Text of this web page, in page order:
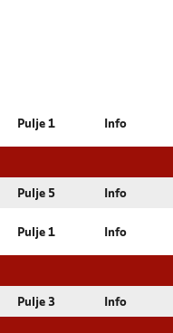
Pulje 1 Info
Pulje 5 Info
Pulje 1 Info
Pulje 3 Info